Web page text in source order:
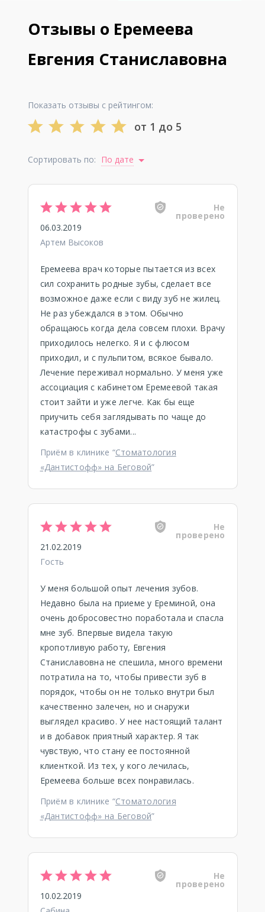
Отзывы о Еремеева
Евгения Станиславовна
Показать отзывы с рейтингом:
от 1 до 5
Сортировать по: По дате
Не
проверено
06.03.2019
Артем Высоков
Еремеева врач которые пытается из всех
сил сохранить родные зубы, сделает все
возможное даже если с виду зуб не жилец.
Не раз убеждался в этом. Обычно
обращаюсь когда дела совсем плохи. Врачу
приходилось нелегко. Я и с флюсом
приходил, и с пульпитом, всякое бывало.
Лечение переживал нормально. У меня уже
ассоциация с кабинетом Еремеевой такая
стоит зайти и уже легче. Как бы еще
приучить себя заглядывать по чаще до
катастрофы с зубами...
Приём в клинике “Стоматология
«Дантистофф» на Беговой”
Не
проверено
21.02.2019
Гость
У меня большой опыт лечения зубов.
Недавно была на приеме у Ереминой, она
очень добросовестно поработала и спасла
мне зуб. Впервые видела такую
кропотливую работу, Евгения
Станиславовна не спешила, много времени
потратила на то, чтобы привести зуб в
порядок, чтобы он не только внутри был
качественно залечен, но и снаружи
выглядел красиво. У нее настоящий талант
и в добавок приятный характер. Я так
чувствую, что стану ее постоянной
клиенткой. Из тех, у кого лечилась,
Еремеева больше всех понравилась.
Приём в клинике “Стоматология
«Дантистофф» на Беговой”
Не
проверено
10.02.2019